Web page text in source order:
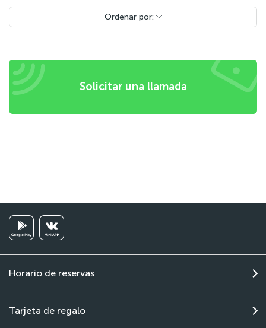
Ordenar por:
Solicitar una llamada
Horario de reservas
Tarjeta de regalo